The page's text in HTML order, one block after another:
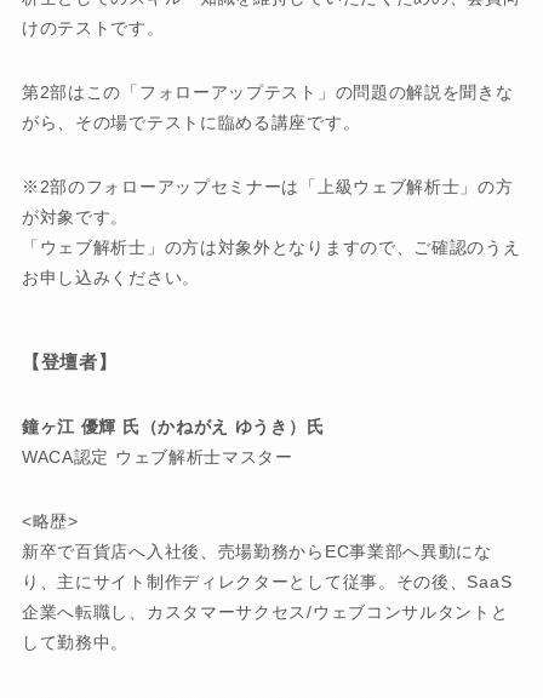
けのテストです。
第2部はこの「フォローアップテスト」の問題の解説を聞きな
がら、その場でテストに臨める講座です。
※2部のフォローアップセミナーは「上級ウェブ解析士」の方
が対象です。
「ウェブ解析士」の方は対象外となりますので、ご確認のうえ
お申し込みください。
【登壇者】
鐘ヶ江 優輝 氏（かねがえ ゆうき）氏
WACA認定 ウェブ解析士マスター
<略歴>
新卒で百貨店へ入社後、売場勤務からEC事業部へ異動にな
り、主にサイト制作ディレクターとして従事。その後、SaaS
企業へ転職し、カスタマーサクセス/ウェブコンサルタントと
して勤務中。